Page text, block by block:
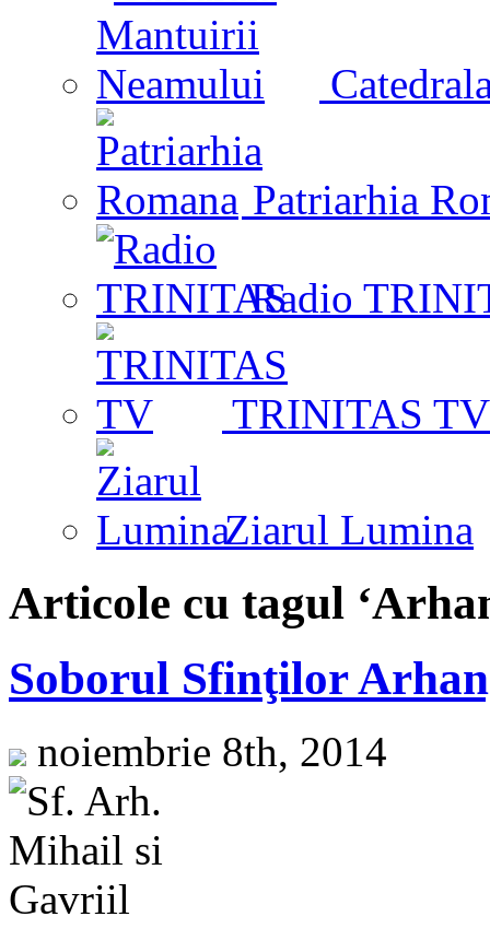
Patriarhia
Radio
TRINITAS TV
Ziarul Lumina
Articole cu tagul
Soborul Sfinţilor
noiembrie 8th, 2014